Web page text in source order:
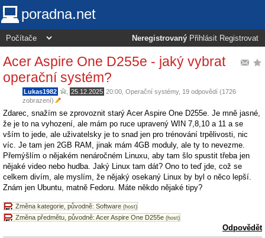
poradna.net
Neregistrovaný Přihlásit Registrovat
Acer Aspire One D255e - jaký vybrat
operační systém?
Lukas1982 25.12.2025 20:00 Operační systémy, 19 odpovědí (1726
zobrazení)
Zdarec, snažím se zprovoznit starý Acer Aspire One D255e. Je mně jasné,
že je to na vyhození, ale mám po ruce upravený WIN 7,8,10 a 11 a se
vším to jede, ale uživatelsky je to snad jen pro trénování trpělivosti, nic
víc. Je tam jen 2GB RAM, jinak mám 4GB moduly, ale ty to nevezme.
Přemýšlím o nějakém nenáročném Linuxu, aby tam šlo spustit třeba jen
nějaké video nebo hudba. Jaký Linux tam dát? Ono to teď jde, což se
celkem divím, ale myslím, že nějaký osekaný Linux by byl o něco lepší.
Znám jen Ubuntu, matně Fedoru. Máte někdo nějaké tipy?
Změna kategorie, původně: Software (host)
Změna předmětu, původně: Acer Aspire One D255e (host)
Odpovědět